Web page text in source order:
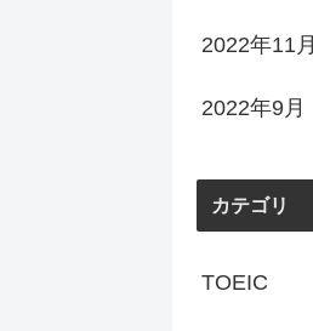
2022年11月
2022年9月
カテゴリ
TOEIC